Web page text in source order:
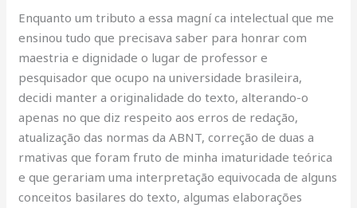
Enquanto um tributo a essa magní ca intelectual que me
ensinou tudo que precisava saber para honrar com
maestria e dignidade o lugar de professor e
pesquisador que ocupo na universidade brasileira,
decidi manter a originalidade do texto, alterando-o
apenas no que diz respeito aos erros de redação,
atualização das normas da ABNT, correção de duas a
rmativas que foram fruto de minha imaturidade teórica
e que gerariam uma interpretação equivocada de alguns
conceitos basilares do texto, algumas elaborações